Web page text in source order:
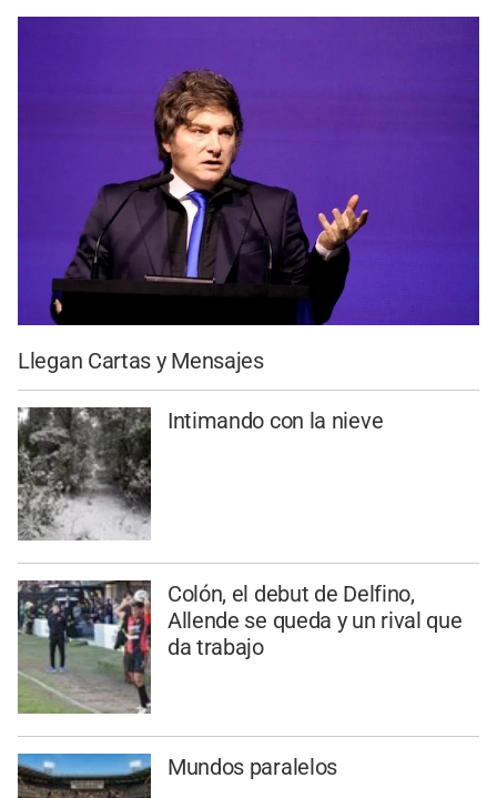
Llegan Cartas y Mensajes
Intimando con la nieve
Colón, el debut de Delfino,
Allende se queda y un rival que
da trabajo
Mundos paralelos